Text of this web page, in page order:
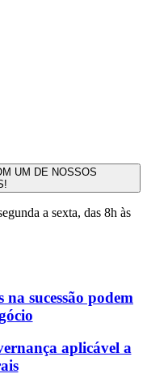
UM DE NOSSOS
a sexta, das 8h às
sucessão podem
aplicável a